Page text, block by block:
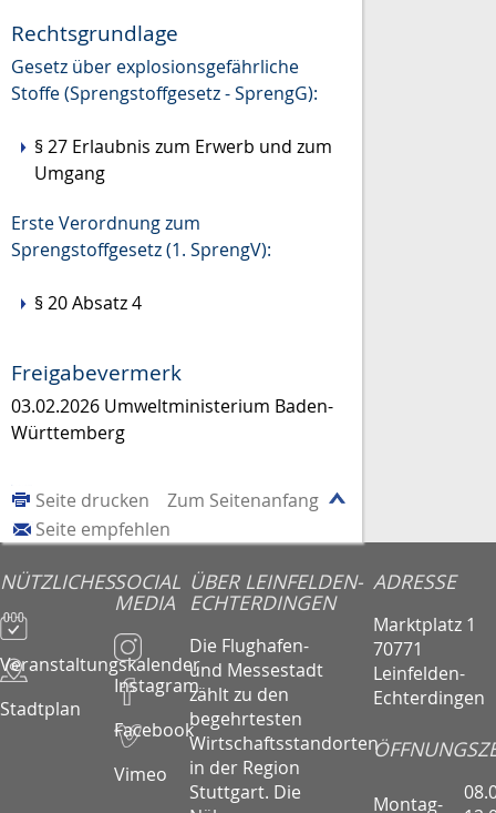
Rechtsgrundlage
Gesetz über explosionsgefährliche
Stoffe (Sprengstoffgesetz - SprengG):
§ 27 Erlaubnis zum Erwerb und zum
Umgang
Erste Verordnung zum
Sprengstoffgesetz (1. SprengV):
§ 20 Absatz 4
Freigabevermerk
03.02.2026 Umweltministerium Baden-
Württemberg
Zum Seitenanfang
Seite drucken
Seite empfehlen
NÜTZLICHES
Veranstaltungskalender
Stadtplan
SOCIAL
MEDIA
Instagram
Facebook
Vimeo
ÜBER LEINFELDEN-
ECHTERDINGEN
Die Flughafen-
und Messestadt
zählt zu den
begehrtesten
Wirtschaftsstandorten
in der Region
Stuttgart. Die
ADRESSE
Marktplatz 1
70771
Leinfelden-
Echterdingen
Montag-